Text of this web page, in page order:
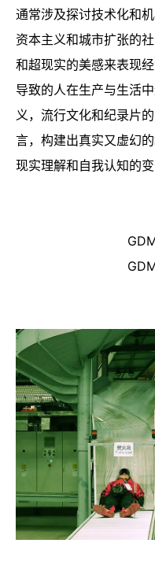
通常涉及探讨技术化和
资本主义和城市扩张的
和超现实的美感来表现
导致的人在生产与生活
义，流行文化和纪录片
言，构建出真实又虚幻
现实理解和自我认知的变